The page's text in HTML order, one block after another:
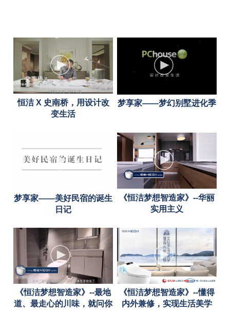
恒洁 X 史南桥，用设计改
变生活
梦享家——梦幻别墅进化季
梦享家——美好民宿的诞生
日记
《恒洁梦想智造家》--华丽
实用主义
《恒洁梦想智造家》--最地
道、最走心的川味，就问你
《恒洁梦想智造家》--懂得
内外兼修，实现生活美学